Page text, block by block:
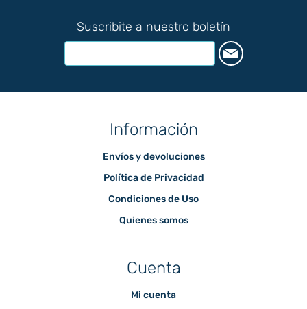
Suscribite a nuestro boletín
Información
Envíos y devoluciones
Política de Privacidad
Condiciones de Uso
Quienes somos
Cuenta
Mi cuenta